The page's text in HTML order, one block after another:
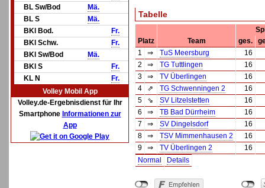
BL Sw/Bod
Mä.
BL S
Mä.
BKl Bod.
Fr.
BKl Schw.
Fr.
BKl Sw/Bod
Mä.
BKl S
Fr.
KL N
Fr.
Volley Mobil App
Volley.de-Ergebnisdienst für Ihr
Smartphone Informationen zur
App
Tabelle
Platz
Team ges.
1
⇒ TuS Meersburg
16
2
⇒ TG Tuttlingen
16
3
⇒ TV Überlingen
16
4
⇗ TG Schwenningen 2
16
5
⇘ SV Litzelstetten
16
6
⇒ TB Bad Dürrheim
16
7
⇒ SV Dingelsdorf
16
8
⇒ TSV Mimmenhausen 2
16
9
⇒ TV Überlingen 2
16
Normal
Details